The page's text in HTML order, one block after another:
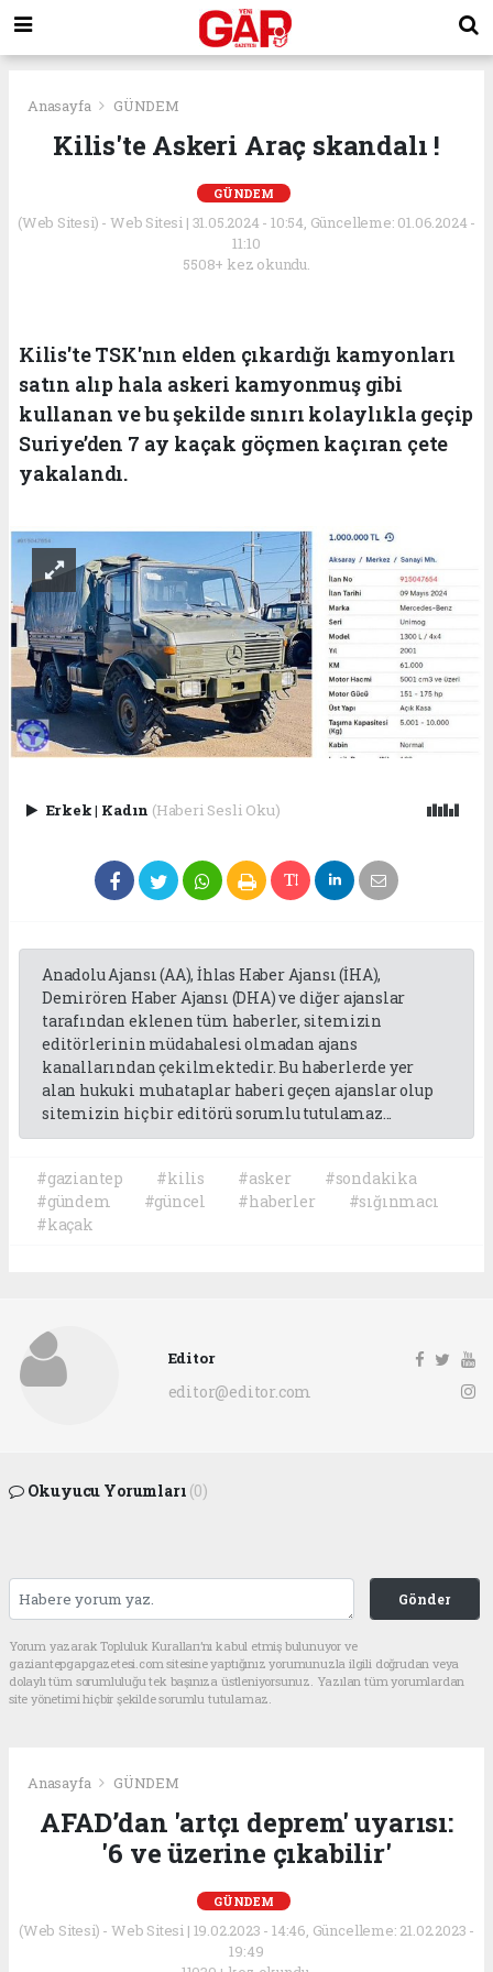
Anasayfa GÜNDEM
Kilis'te Askeri Araç skandalı !
GÜNDEM
(Web Sitesi) - Web Sitesi | 31.05.2024 - 10:54, Güncelleme: 01.06.2024 -
11:10
5508+ kez okundu.
Kilis'te TSK'nın elden çıkardığı kamyonları
satın alıp hala askeri kamyonmuş gibi
kullanan ve bu şekilde sınırı kolaylıkla geçip
Suriye’den 7 ay kaçak göçmen kaçıran çete
yakalandı.
Erkek| Kadın (Haberi Sesli Oku)
Anadolu Ajansı (AA), İhlas Haber Ajansı (İHA),
Demirören Haber Ajansı (DHA) ve diğer ajanslar
tarafından eklenen tüm haberler, sitemizin
editörlerinin müdahalesi olmadan ajans
kanallarından çekilmektedir. Bu haberlerde yer
alan hukuki muhataplar haberi geçen ajanslar olup
sitemizin hiç bir editörü sorumlu tutulamaz...
#gaziantep #kilis #asker
#sondakika
#gündem
#güncel #haberler
#sığınmacı
#kaçak
Editor
editor@editor.com
Okuyucu Yorumları (0)
Gönder
Yorum yazarak Topluluk Kuralları’nı kabul etmiş bulunuyor ve
gaziantepgapgazetesi.com sitesine yaptığınız yorumunuzla ilgili doğrudan veya
dolaylı tüm sorumluluğu tek başınıza üstleniyorsunuz. Yazılan tüm yorumlardan
site yönetimi hiçbir şekilde sorumlu tutulamaz.
Anasayfa GÜNDEM
AFAD’dan 'artçı deprem' uyarısı:
'6 ve üzerine çıkabilir'
GÜNDEM
(Web Sitesi) - Web Sitesi | 19.02.2023 - 14:46, Güncelleme: 21.02.2023 -
19:49